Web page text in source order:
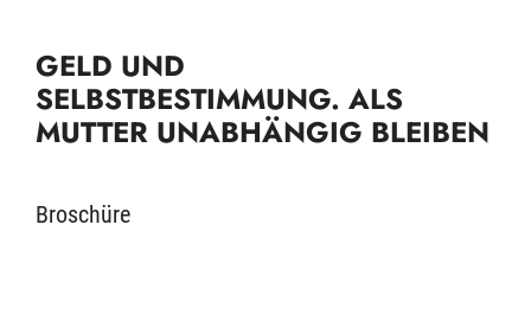
GELD UND
SELBSTBESTIMMUNG. ALS
MUTTER UNABHÄNGIG BLEIBEN
Broschüre